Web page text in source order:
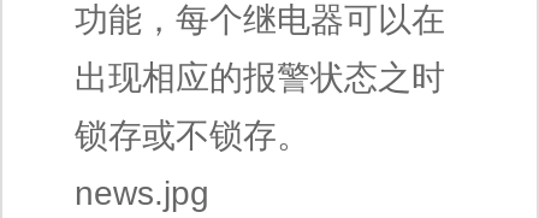
功能，每个继电器可以在
出现相应的报警状态之时
锁存或不锁存。
news.jpg